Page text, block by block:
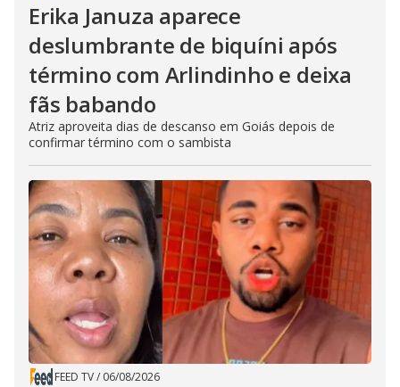
Erika Januza aparece
deslumbrante de biquíni após
término com Arlindinho e deixa
fãs babando
Atriz aproveita dias de descanso em Goiás depois de
confirmar término com o sambista
FEED TV/ 06/08/2026